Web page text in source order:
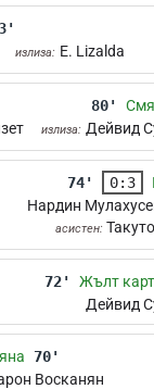
излиза: E. Lizalda
80'
излиза: Дейвид
74' 0:3
Нардин
асистен:
72'
Жълт
Дейвид
70'
Восканян